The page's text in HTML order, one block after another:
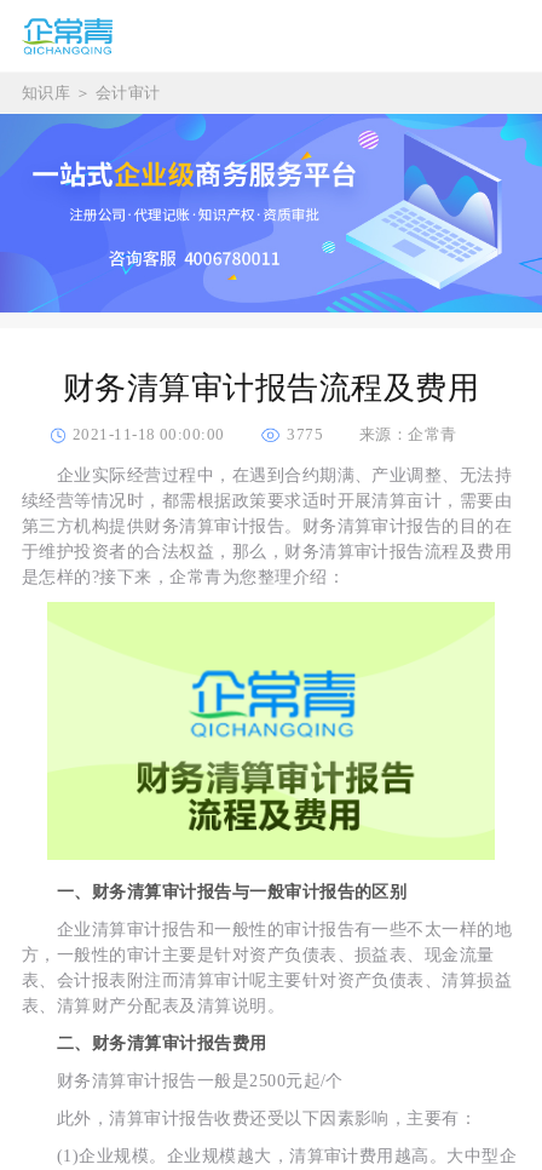
知识库 ＞ 会计审计
财务清算审计报告流程及费用
2021-11-18 00:00:00 3775 来源：企常青
企业实际经营过程中，在遇到合约期满、产业调整、无法持
续经营等情况时，都需根据政策要求适时开展清算亩计，需要由
第三方机构提供财务清算审计报告。财务清算审计报告的目的在
于维护投资者的合法权益，那么，财务清算审计报告流程及费用
是怎样的?接下来，企常青为您整理介绍：
一、财务清算审计报告与一般审计报告的区别
企业清算审计报告和一般性的审计报告有一些不太一样的地
方，一般性的审计主要是针对资产负债表、损益表、现金流量
表、会计报表附注而清算审计呢主要针对资产负债表、清算损益
表、清算财产分配表及清算说明。
二、财务清算审计报告费用
财务清算审计报告一般是2500元起/个
此外，清算审计报告收费还受以下因素影响，主要有：
(1)企业规模。企业规模越大，清算审计费用越高。大中型企